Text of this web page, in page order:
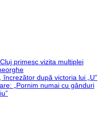
primesc vizita multiplei
după victoria lui „U”
„Pornim numai cu gânduri